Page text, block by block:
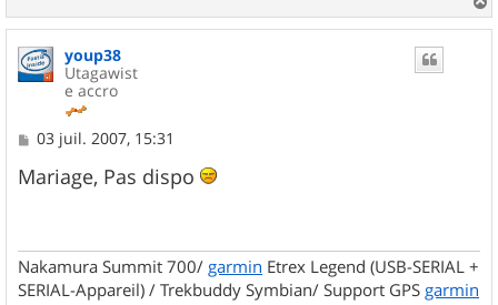
a
youp38
Utagawist
e accro
M
s
s
03 juil. 2007, 15:31
Mariage, Pas dispo
Nakamura Summit 700/ garmin Etrex Legend (USB-SERIAL +
SERIAL-Appareil) / Trekbuddy Symbian/ Support GPS garmin